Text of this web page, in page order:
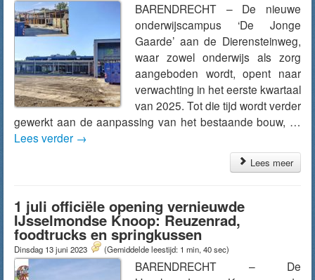
BARENDRECHT – De nieuwe
onderwijscampus ‘De Jonge
Gaarde’ aan de Dierensteinweg,
waar zowel onderwijs als zorg
aangeboden wordt, opent naar
verwachting in het eerste kwartaal
van 2025. Tot die tijd wordt verder
gewerkt aan de aanpassing van het bestaande bouw, …
Lees verder →
Lees meer
1 juli officiële opening vernieuwde
IJsselmondse Knoop: Reuzenrad,
foodtrucks en springkussen
Dinsdag 13 juni 2023 (Gemiddelde leestijd: 1 min, 40 sec)
BARENDRECHT – De